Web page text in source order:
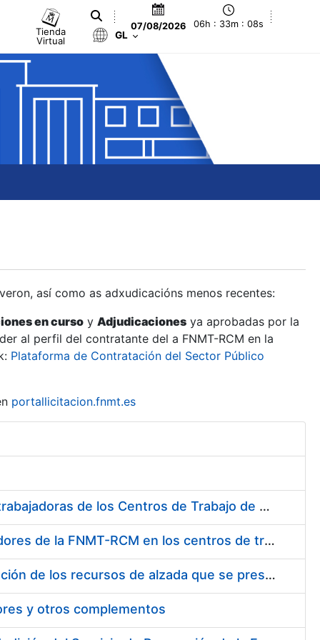
Tienda
Virtual
07/08/2026 06h : 33m : 09s
GL
así como as adxudicacións menos recentes:
en curso y Adjudicaciones ya aprobadas por la
al perfil del contratante del a FNMT-RCM en la
Plataforma de Contratación del Sector Público
portallicitacion.fnmt.es
Suministro de Protectores Auditivos a medida para las personas trabajadoras de los Centros de Trabajo de Madrid y Burgos
Suministro de gafas graduadas antiproyecciones para los trabajadores de la FNMT-RCM en los centros de trabajo de Madrid y Burgos
Servicios de una empresa externa para el asesoramiento y resolución de los recursos de alzada que se presentan relacionados con procesos de selección para la FNMT-RCM
y otros complementos